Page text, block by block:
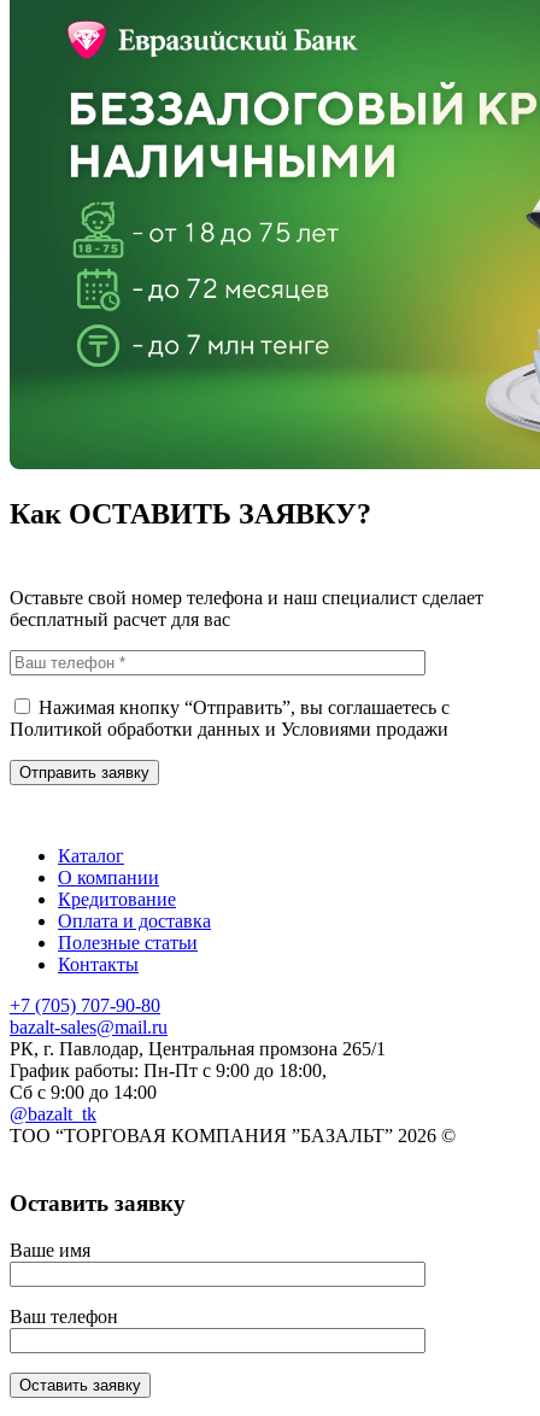
Как ОСТАВИТЬ ЗАЯВКУ?
Оставьте свой номер телефона и наш специалист сделает
бесплатный расчет для вас
Нажимая кнопку “Отправить”, вы соглашаетесь с
Политикой обработки данных и Условиями продажи
Каталог
О компании
Кредитование
Оплата и доставка
Полезные статьи
Контакты
+7 (705) 707-90-80
bazalt-sales@mail.ru
РК, г. Павлодар, Центральная промзона 265/1
График работы: Пн-Пт с 9:00 до 18:00,
Сб с 9:00 до 14:00
@bazalt_tk
ТОО “ТОРГОВАЯ КОМПАНИЯ ”БАЗАЛЬТ” 2026 ©
Оставить заявку
Ваше имя
Ваш телефон